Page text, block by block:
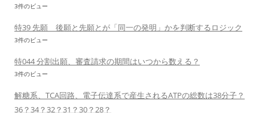
3件のビュー
特39 先願 後願と先願とが「同一の発明」かを判断するロジック
3件のビュー
特044 分割出願、審査請求の期間はいつから数える？
3件のビュー
解糖系、TCA回路、電子伝達系で産生されるATPの総数は38分子？
36？34？32？31？30？28？